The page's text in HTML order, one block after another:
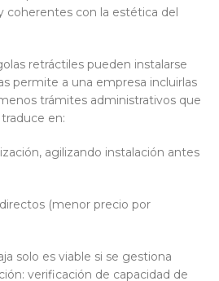
coherentes con la estética del
retráctiles pueden instalarse
permite a una empresa incluirlas
trámites administrativos que
traduce en:
agilizando instalación antes
(menor precio por
solo es viable si se gestiona
verificación de capacidad de